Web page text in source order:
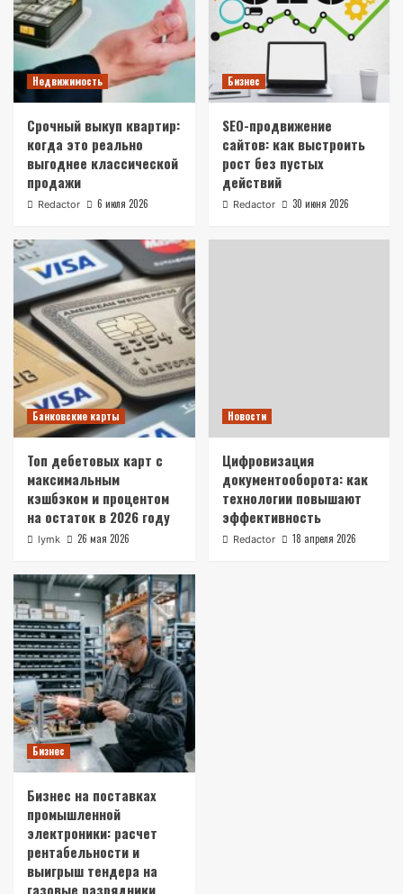
Недвижимость
Срочный выкуп квартир:
когда это реально
выгоднее классической
продажи
Redactor 6 июля 2026
Бизнес
SEO-продвижение
сайтов: как выстроить
рост без пустых
действий
Redactor 30 июня 2026
Банковские карты
Топ дебетовых карт с
максимальным
кэшбэком и процентом
на остаток в 2026 году
lymk 26 мая 2026
Новости
Цифровизация
документооборота: как
технологии повышают
эффективность
Redactor 18 апреля 2026
Бизнес
Бизнес на поставках
промышленной
электроники: расчет
рентабельности и
выигрыш тендера на
газовые разрядники